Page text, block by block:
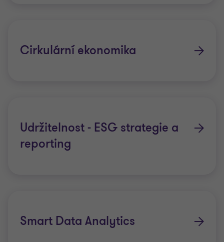
Cirkulární ekonomika
Udržitelnost - ESG strategie a
reporting
Smart Data Analytics